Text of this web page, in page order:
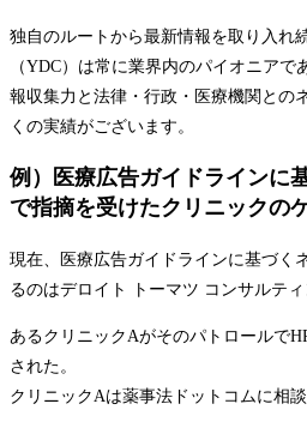
独自のルートから最新情報を取り入れ
（YDC）は常に業界内のパイオニア
報収集力と法律・行政・医療機関との
くの実績がございます。
例）医療広告ガイドラインに
で指摘を受けたクリニックの
現在、医療広告ガイドラインに基づく
るのはデロイト トーマツ コンサルティ
あるクリニックAがそのパトロールで
された。
クリニックAは薬事法ドットコムに相談